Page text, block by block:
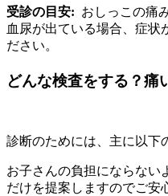
受診の目安: おしっこの痛
血尿が出ている場合、症状
ださい。
どんな検査をする？痛
診断のためには、主に以下
お子さんの負担にならない
だけを提案しますのでご安